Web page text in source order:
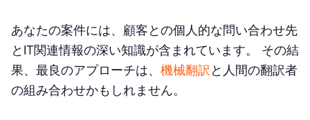
あなたの案件には、顧客との個人的な問い合わせ先
とIT関連情報の深い知識が含まれています。 その結
果、最良のアプローチは、 機械翻訳 と人間の翻訳者
の組み合わせかもしれません。